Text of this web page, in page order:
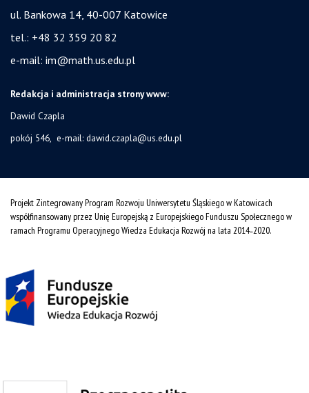
ul. Bankowa 14, 40-007 Katowice
tel.: +48 32 359 20 82
e-mail: im@math.us.edu.pl
Redakcja i administracja strony www:
Dawid Czapla
pokój 546, e-mail: dawid.czapla@us.edu.pl
Projekt Zintegrowany Program Rozwoju Uniwersytetu Śląskiego w Katowicach
współfinansowany przez Unię Europejską z Europejskiego Funduszu Społecznego w
ramach Programu Operacyjnego Wiedza Edukacja Rozwój na lata 2014˗2020.